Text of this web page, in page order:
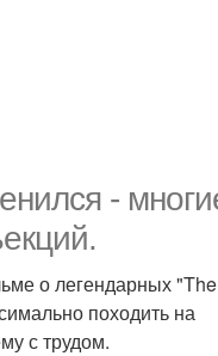
-
о легендарных "The
походить на
с трудом.